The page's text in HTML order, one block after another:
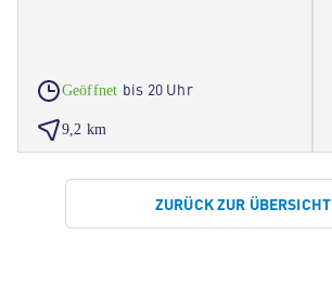
Geöffnet bis 20 Uhr
9,2 km
ZURÜCK ZUR ÜBERSICHT